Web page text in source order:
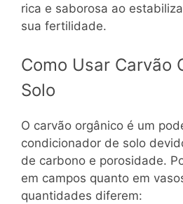
rica e saborosa ao
sua fertilidade.
Como Usar Carvão
Solo
O carvão orgânico é um
condicionador de solo
de carbono e porosidade.
em campos quanto em
quantidades diferem: